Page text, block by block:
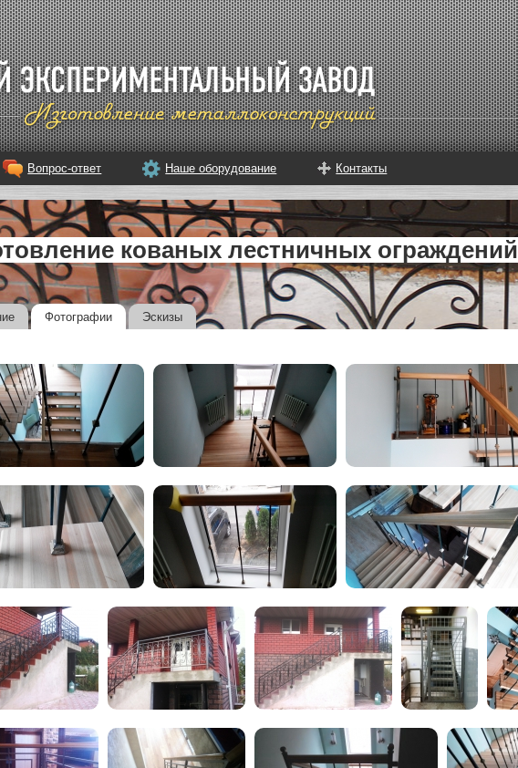
Вопрос-ответ Наше оборудование Контакты
кованых лестничных ограждений
Фотографии Эскизы